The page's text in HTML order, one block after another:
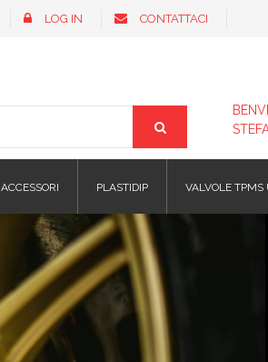
LOG IN CONTATTACI
ACCESSORI PLASTIDIP VALVOLE TPMS